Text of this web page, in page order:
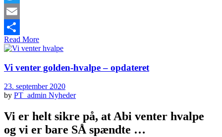
Twitter
Email
Share
Read More
Vi venter golden-hvalpe – opdateret
23. september 2020
by PT_admin Nyheder
Vi er helt sikre på, at Abi venter hvalpe
og vi er bare SÅ spændte …